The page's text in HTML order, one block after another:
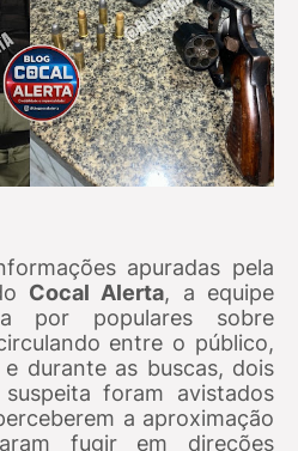
apuradas pela
Cocal Alerta, a equipe
por populares sobre
entre o público,
e durante as buscas, dois
foram avistados
a aproximação
fugir em direções